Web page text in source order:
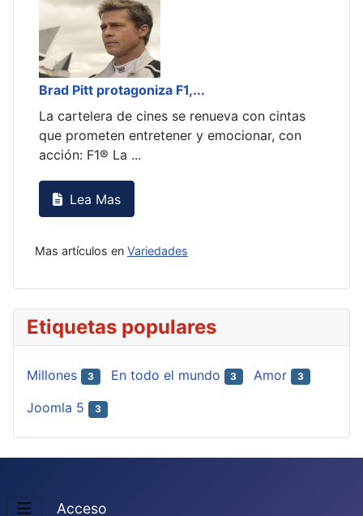
Brad Pitt protagoniza F1,...
La cartelera de cines se renueva con cintas
que prometen entretener y emocionar, con
acción: F1® La ...
Lea Mas
Mas artículos en Variedades
Etiquetas populares
Millones 3 En todo el mundo 3 Amor 3
Joomla 5 3
Acceso